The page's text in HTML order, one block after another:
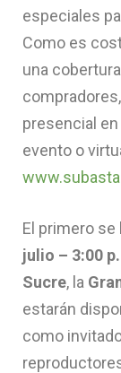
especiales
Como es
una
presencial
evento o
El primero se
julio – 3:00
Sucre, la
estarán
como